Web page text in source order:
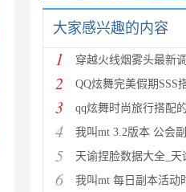
大家感兴趣的内容
1 穿越火线烟雾头最新调法(
2 QQ炫舞完美假期SSS搭配攻略大
3 qq炫舞时尚旅行搭配
4 我叫mt 3.2版本 公会副本神
5 天谕捏脸数据大全_天谕
6 我叫mt 每日副本活动